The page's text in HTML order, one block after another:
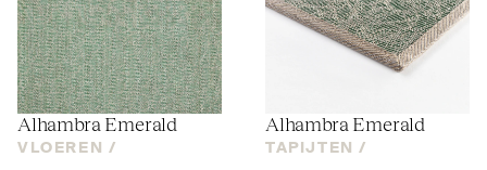
Alhambra Emerald
VLOEREN /
Alhambra Emerald
TAPIJTEN /